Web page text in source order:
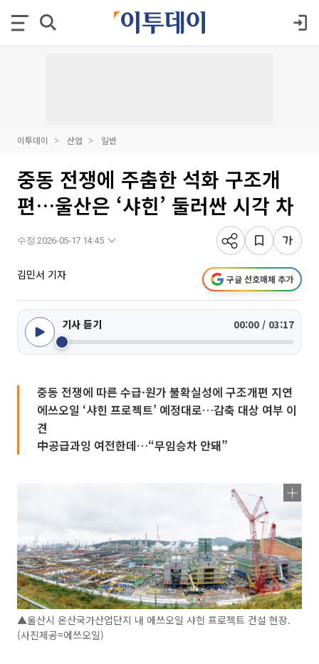
이투데이 산업 일반
중동 전쟁에 주춤한 석화 구조개
편…울산은 ‘샤힌’ 둘러싼 시각 차
수정 2026-05-17 14:45
김민서 기자 구글 선호매체 추가
기사 듣기 00:00 / 03:17
중동 전쟁에 따른 수급·원가 불확실성에 구조개편 지연
에쓰오일 ‘샤힌 프로젝트’ 예정대로…감축 대상 여부 이
견
中공급과잉 여전한데…“무임승차 안돼”
▲울산시 온산국가산업단지 내 에쓰오일 샤힌 프로젝트 건설 현장.
(사진제공=에쓰오일)